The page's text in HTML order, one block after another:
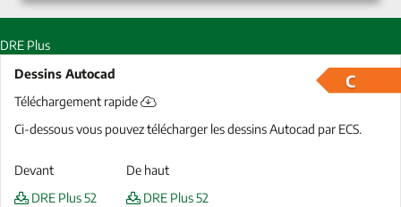
DRE Plus
C
Dessins Autocad
Téléchargement rapide
Ci-dessous vous pouvez télécharger les dessins Autocad par ECS.
Devant
DRE Plus 52
De haut
DRE Plus 52